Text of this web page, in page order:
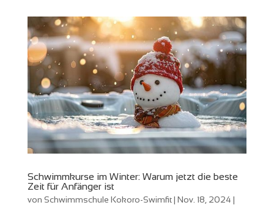
Schwimmkurse im Winter: Warum jetzt die beste
Zeit für Anfänger ist
von Schwimmschule Kokoro-Swimfit| Nov. 18, 2024 |